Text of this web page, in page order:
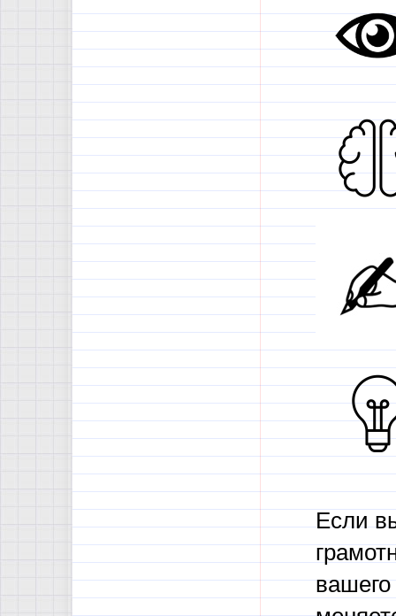
Если
вашего